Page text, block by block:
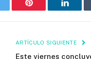
Pinterest
ARTÍCULO SIGUIENTE
Este viernes